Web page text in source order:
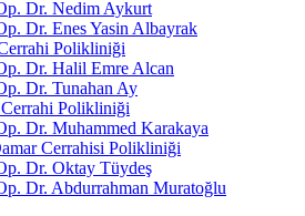
Dr. Nedim Aykurt
Dr. Enes Yasin Albayrak
Polikliniği
Dr. Halil Emre Alcan
Dr. Tunahan Ay
Polikliniği
Dr. Muhammed Karakaya
Cerrahisi Polikliniği
Dr. Oktay Tüydeş
Dr. Abdurrahman Muratoğlu